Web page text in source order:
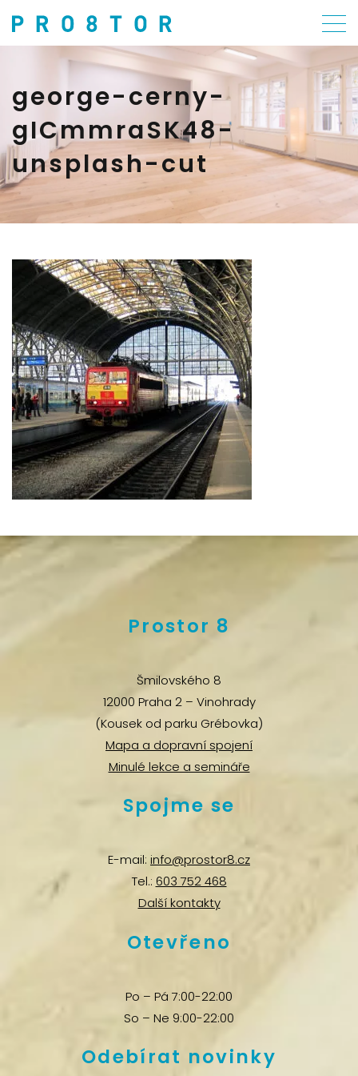
george-cerny-
gICmmraSK48-
unsplash-cut
Prostor 8
Šmilovského 8
12000 Praha 2 – Vinohrady
(Kousek od parku Grébovka)
Mapa a dopravní spojení
Minulé lekce a semináře
Spojme se
E-mail: info@prostor8.cz
Tel.: 603 752 468
Další kontakty
Otevřeno
Po – Pá 7:00-22:00
So – Ne 9:00-22:00
Odebírat novinky